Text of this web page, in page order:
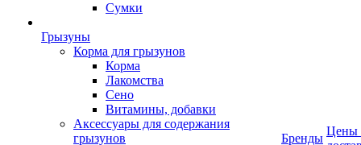
Сумки
Грызуны
Корма для грызунов
Корма
Лакомства
Сено
Витамины, добавки
Аксессуары для содержания
грызунов
Бренды
Цены